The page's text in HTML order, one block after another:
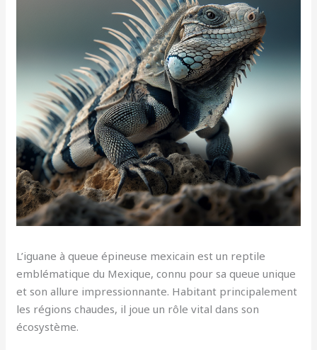
L’iguane à queue épineuse mexicain est un reptile
emblématique du Mexique, connu pour sa queue unique
et son allure impressionnante. Habitant principalement
les régions chaudes, il joue un rôle vital dans son
écosystème.